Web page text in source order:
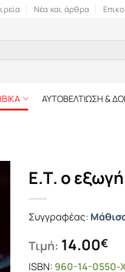
Νέα και άρθρα
ΑΥΤΟΒΕΛΤΙΩΣΗ &
Ε.Τ. ο
Συγγραφέας:
Τιμή: 14.00€
ISBN: 960-14-0550-